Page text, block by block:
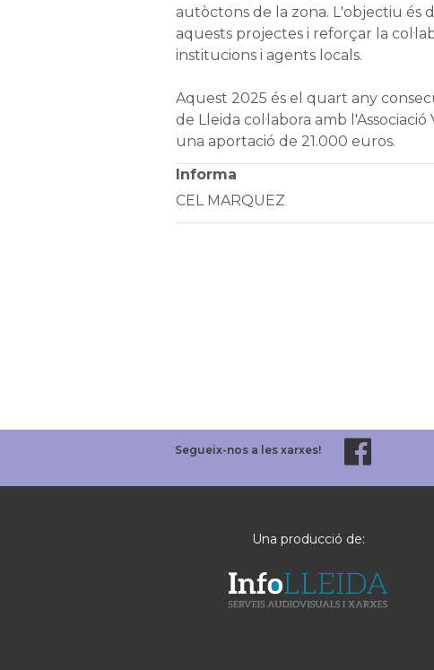
autòctons de la zona. L'objectiu és
aquests projectes i reforçar la
institucions i agents locals.
Aquest 2025 és el quart any
de Lleida col·labora amb
una aportació de 21.000 euros.
Informa
CEL MARQUEZ
Segueix-nos a les xarxes!
Una producció de: